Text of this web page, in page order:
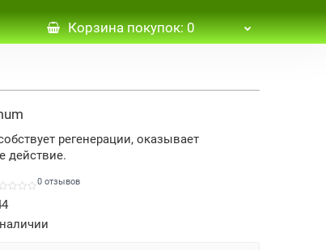
Корзинапокупок: 0
регенерации, оказывает
действие.
0 отзывов